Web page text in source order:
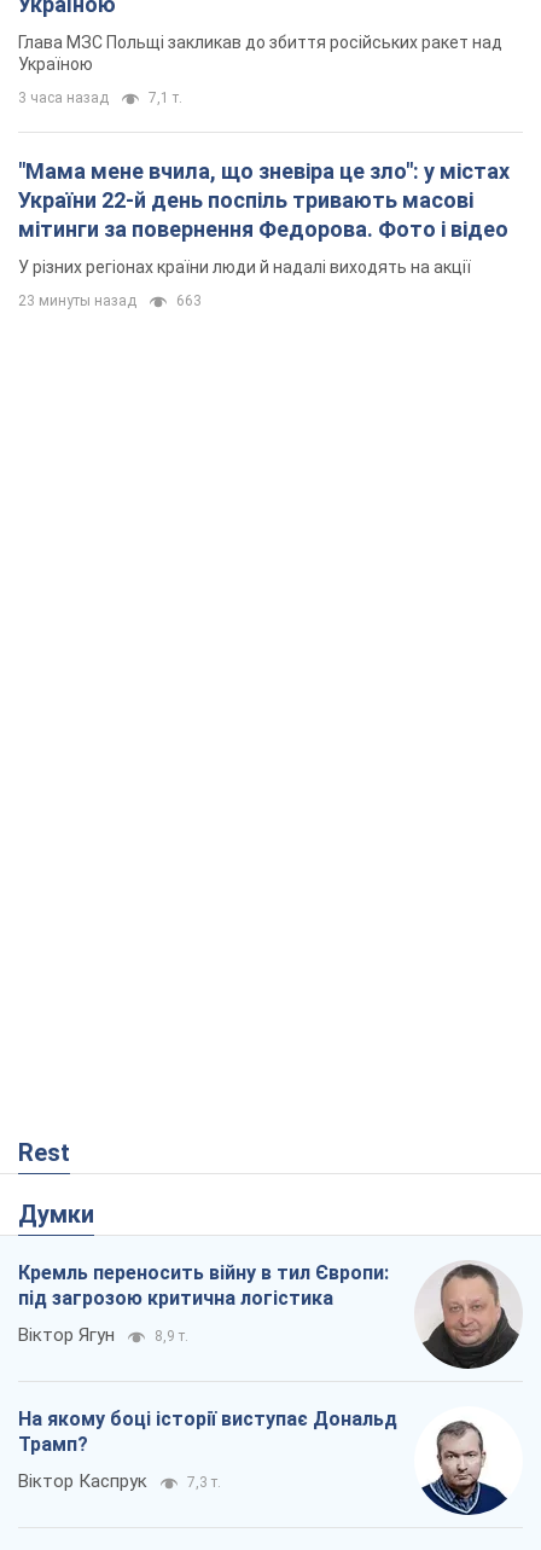
Глава МЗС Польщі закликав до збиття російських ракет над
Україною
3 часа назад 7,1 т.
"Мама мене вчила, що зневіра це зло": у містах
України 22-й день поспіль тривають масові
мітинги за повернення Федорова. Фото і відео
У різних регіонах країни люди й надалі виходять на акції
23 минуты назад 663
Rest
Думки
Кремль переносить війну в тил Європи:
під загрозою критична логістика
Віктор Ягун 8,9 т.
На якому боці історії виступає Дональд
Трамп?
Віктор Каспрук 7,3 т.